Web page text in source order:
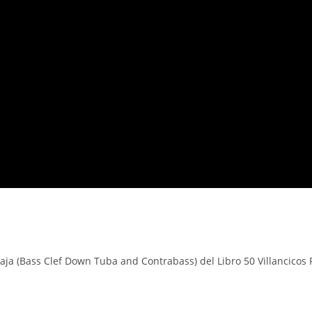
(Bass Clef Down Tuba and Contrabass) del Libro 50